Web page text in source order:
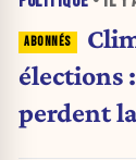
élections
perdent